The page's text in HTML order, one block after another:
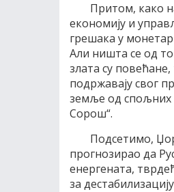
Притом, како
економију и
грешака у
Али ништа се од
злата су
подржавају свог
земље од спољних
Сорош“.
Подсетимо,
прогнозирао да
енергената,
за